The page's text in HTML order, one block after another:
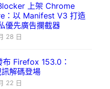
上架 Chrome
：以 Manifest V3 打造
優先廣告攔截器
28 日
Firefox 153.0：
解碼登場
22 日